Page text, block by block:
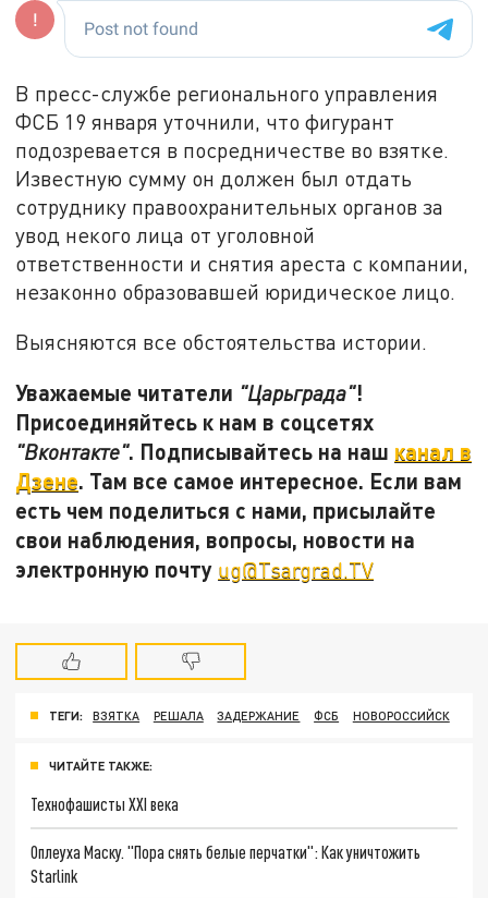
В пресс-службе регионального управления
ФСБ 19 января уточнили, что фигурант
подозревается в посредничестве во взятке.
Известную сумму он должен был отдать
сотруднику правоохранительных органов за
увод некого лица от уголовной
ответственности и снятия ареста с компании,
незаконно образовавшей юридическое лицо.
Выясняются все обстоятельства истории.
Уважаемые читатели "Царьграда"!
Присоединяйтесь к нам в соцсетях
"Вконтакте". Подписывайтесь на наш канал в
Дзене. Там все самое интересное. Если вам
есть чем поделиться с нами, присылайте
свои наблюдения, вопросы, новости на
электронную почту ug@Tsargrad.TV
ТЕГИ: ВЗЯТКА РЕШАЛА ЗАДЕРЖАНИЕ ФСБ НОВОРОССИЙСК
ЧИТАЙТЕ ТАКЖЕ:
Технофашисты XXI века
Оплеуха Маску. "Пора снять белые перчатки": Как уничтожить
Starlink